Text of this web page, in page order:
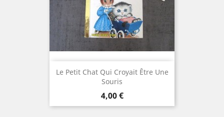
Le Petit Chat Qui Croyait Être Une
Souris
Prix
4,00 €